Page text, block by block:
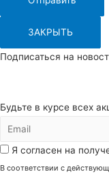
ЗАКРЫТЬ
Подписаться на
Будьте в курсе всех
Я согласен на
В соответствии с